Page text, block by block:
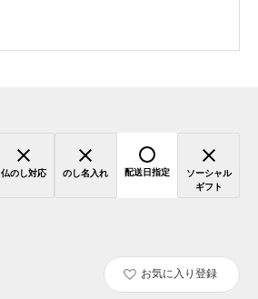
仏のし対応 のし名入れ 配送日指定
ソーシャル
ギフト
お気に入り登録